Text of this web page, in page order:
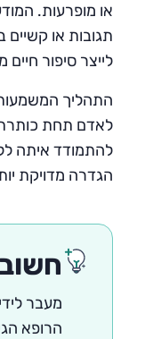
או מופרעות.
תגובות או
לייצר סיפור
התהליך
לאדם תחת
להתמודד איתה
הגדרה מדויקת
מעבר
הרופא